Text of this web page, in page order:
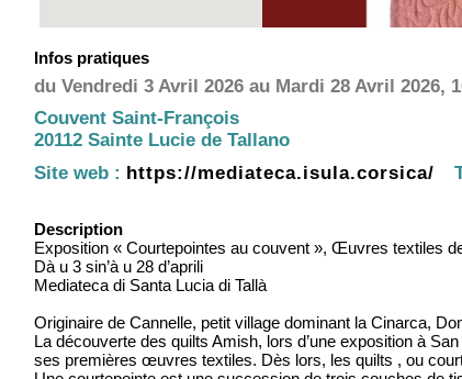
Infos pratiques
du Vendredi 3 Avril 2026 au Mardi 28 Avril 2026,
Couvent Saint-François
20112 Sainte Lucie de Tallano
Site web : https://mediateca.isula.corsica/
Description
Exposition « Courtepointes au couvent », Œuvres textiles
Dà u 3 sin’à u 28 d’aprili
Mediateca di Santa Lucia di Tallà
Originaire de Cannelle, petit village dominant la Cinarca,
La découverte des quilts Amish, lors d’une exposition à
ses premières œuvres textiles. Dès lors, les quilts , ou